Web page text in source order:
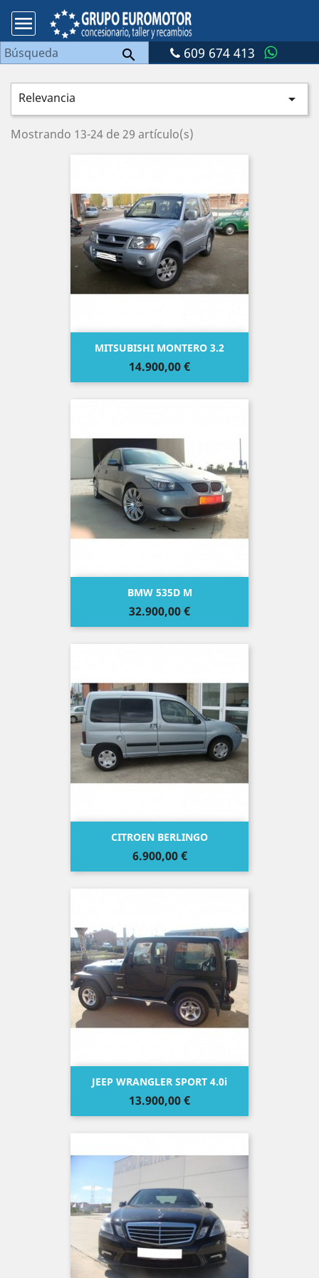

 609 674 413
Relevancia 
Mostrando 13-24 de 29 artículo(s)
MITSUBISHI MONTERO 3.2
Precio
14.900,00 €
BMW 535D M
Precio
32.900,00 €
CITROEN BERLINGO
Precio
6.900,00 €
JEEP WRANGLER SPORT 4.0i
Precio
13.900,00 €